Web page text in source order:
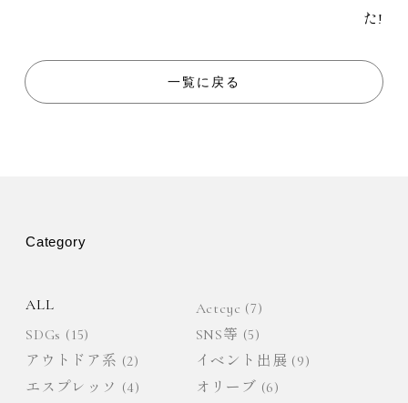
ビ
ゲ
ョ
た!
一覧に戻る
Category
ALL Actcyc (7)
SDGs (15) SNS等 (5)
アウトドア系 (2) イベント出展 (9)
エスプレッソ (4) オリーブ (6)